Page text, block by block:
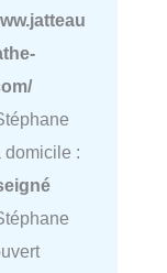
domicile :